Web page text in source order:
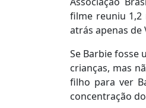
filme reuniu 1,2
atrás apenas
Se Barbie fosse
crianças, mas
filho para ver
concentração